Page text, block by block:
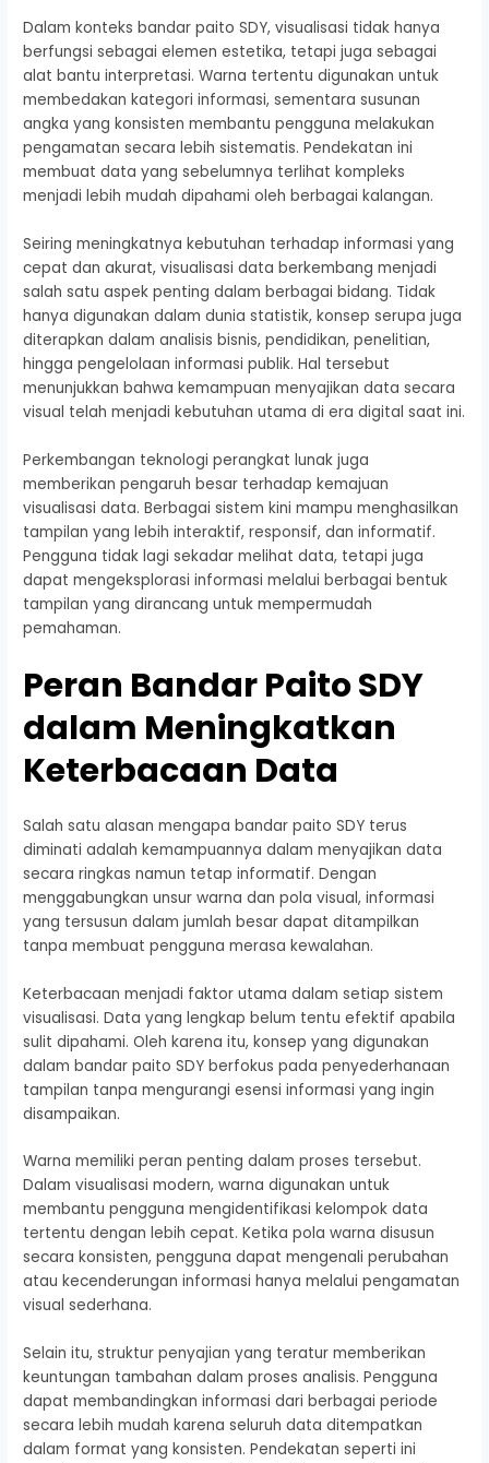
Dalam konteks bandar paito SDY, visualisasi tidak hanya
berfungsi sebagai elemen estetika, tetapi juga sebagai
alat bantu interpretasi. Warna tertentu digunakan untuk
membedakan kategori informasi, sementara susunan
angka yang konsisten membantu pengguna melakukan
pengamatan secara lebih sistematis. Pendekatan ini
membuat data yang sebelumnya terlihat kompleks
menjadi lebih mudah dipahami oleh berbagai kalangan.
Seiring meningkatnya kebutuhan terhadap informasi yang
cepat dan akurat, visualisasi data berkembang menjadi
salah satu aspek penting dalam berbagai bidang. Tidak
hanya digunakan dalam dunia statistik, konsep serupa juga
diterapkan dalam analisis bisnis, pendidikan, penelitian,
hingga pengelolaan informasi publik. Hal tersebut
menunjukkan bahwa kemampuan menyajikan data secara
visual telah menjadi kebutuhan utama di era digital saat ini.
Perkembangan teknologi perangkat lunak juga
memberikan pengaruh besar terhadap kemajuan
visualisasi data. Berbagai sistem kini mampu menghasilkan
tampilan yang lebih interaktif, responsif, dan informatif.
Pengguna tidak lagi sekadar melihat data, tetapi juga
dapat mengeksplorasi informasi melalui berbagai bentuk
tampilan yang dirancang untuk mempermudah
pemahaman.
Peran Bandar Paito SDY
dalam Meningkatkan
Keterbacaan Data
Salah satu alasan mengapa bandar paito SDY terus
diminati adalah kemampuannya dalam menyajikan data
secara ringkas namun tetap informatif. Dengan
menggabungkan unsur warna dan pola visual, informasi
yang tersusun dalam jumlah besar dapat ditampilkan
tanpa membuat pengguna merasa kewalahan.
Keterbacaan menjadi faktor utama dalam setiap sistem
visualisasi. Data yang lengkap belum tentu efektif apabila
sulit dipahami. Oleh karena itu, konsep yang digunakan
dalam bandar paito SDY berfokus pada penyederhanaan
tampilan tanpa mengurangi esensi informasi yang ingin
disampaikan.
Warna memiliki peran penting dalam proses tersebut.
Dalam visualisasi modern, warna digunakan untuk
membantu pengguna mengidentifikasi kelompok data
tertentu dengan lebih cepat. Ketika pola warna disusun
secara konsisten, pengguna dapat mengenali perubahan
atau kecenderungan informasi hanya melalui pengamatan
visual sederhana.
Selain itu, struktur penyajian yang teratur memberikan
keuntungan tambahan dalam proses analisis. Pengguna
dapat membandingkan informasi dari berbagai periode
secara lebih mudah karena seluruh data ditempatkan
dalam format yang konsisten. Pendekatan seperti ini